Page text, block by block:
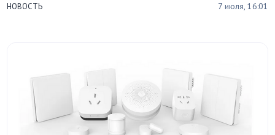
НОВОСТЬ 7 июля, 16:01